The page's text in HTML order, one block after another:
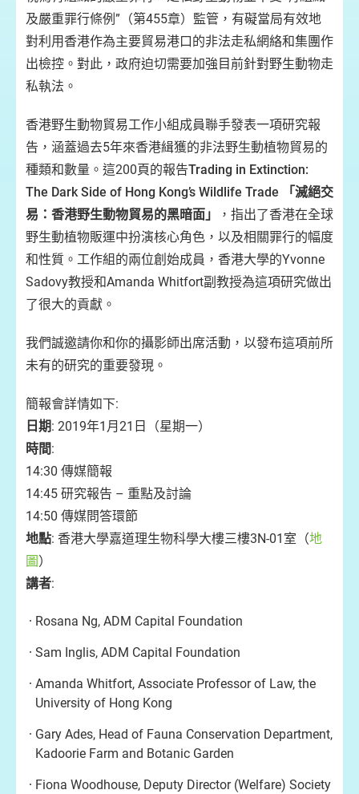
及嚴重罪行條例”（第455章）監管，有礙當局有效地
對利用香港作為主要貿易港口的非法走私網絡和集團作
出檢控。對此，政府迫切需要加強目前針對野生動物走
私執法。
香港野生動物貿易工作小組成員聯手發表一項研究報
告，涵蓋過去5年來香港緝獲的非法野生動植物貿易的
種類和數量。這200頁的報告Trading in Extinction:
The Dark Side of Hong Kong’s Wildlife Trade 「滅絕交
易：香港野生動物貿易的黑暗面」
，指出了香港在全球
野生動植物販運中扮演核心角色，以及相關罪行的幅度
和性質。工作組的兩位創始成員，香港大學的Yvonne
Sadovy教授和Amanda Whitfort副教授為這項研究做出
了很大的貢獻。
我們誠邀請你和你的攝影師出席活動，以發布這項前所
未有的研究的重要發現。
簡報會詳情如下:
日期: 2019年1月21日（星期一）
時間:
14:30 傳媒簡報
14:45 研究報告 – 重點及討論
14:50 傳媒問答環節
地點: 香港大學嘉道理生物科學大樓三樓3N-01室（地
圖）
講者:
Rosana Ng, ADM Capital Foundation
Sam Inglis, ADM Capital Foundation
Amanda Whitfort, Associate Professor of Law, the
University of Hong Kong
Gary Ades, Head of Fauna Conservation Department,
Kadoorie Farm and Botanic Garden
Fiona Woodhouse, Deputy Director (Welfare) Society